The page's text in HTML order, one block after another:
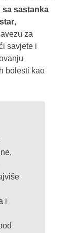
sa sastanka
,
za
savjete i
bolesti kao
i